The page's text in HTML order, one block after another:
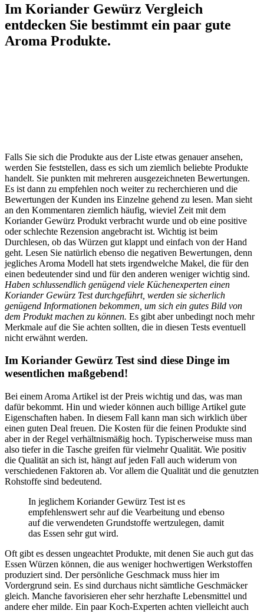
Im Koriander Gewürz Vergleich
entdecken Sie bestimmt ein paar gute
Aroma Produkte.
Falls Sie sich die Produkte aus der Liste etwas genauer ansehen,
werden Sie feststellen, dass es sich um ziemlich beliebte Produkte
handelt. Sie punkten mit mehreren ausgezeichneten Bewertungen.
Es ist dann zu empfehlen noch weiter zu recherchieren und die
Bewertungen der Kunden ins Einzelne gehend zu lesen. Man sieht
an den Kommentaren ziemlich häufig, wieviel Zeit mit dem
Koriander Gewürz Produkt verbracht wurde und ob eine positive
oder schlechte Rezension angebracht ist. Wichtig ist beim
Durchlesen, ob das Würzen gut klappt und einfach von der Hand
geht. Lesen Sie natürlich ebenso die negativen Bewertungen, denn
jegliches Aroma Modell hat stets irgendwelche Makel, die für den
einen bedeutender sind und für den anderen weniger wichtig sind.
Haben schlussendlich genügend viele Küchenexperten einen
Koriander Gewürz Test durchgeführt, werden sie sicherlich
genügend Informationen bekommen, um sich ein gutes Bild von
dem Produkt machen zu können. Es gibt aber unbedingt noch mehr
Merkmale auf die Sie achten sollten, die in diesen Tests eventuell
nicht erwähnt werden.
Im Koriander Gewürz Test sind diese Dinge im
wesentlichen maßgebend!
Bei einem Aroma Artikel ist der Preis wichtig und das, was man
dafür bekommt. Hin und wieder können auch billige Artikel gute
Eigenschaften haben. In diesem Fall kann man sich wirklich über
einen guten Deal freuen. Die Kosten für die feinen Produkte sind
aber in der Regel verhältnismäßig hoch. Typischerweise muss man
also tiefer in die Tasche greifen für vielmehr Qualität. Wie positiv
die Qualität an sich ist, hängt auf jeden Fall auch widerum von
verschiedenen Faktoren ab. Vor allem die Qualität und die genutzten
Rohstoffe sind bedeutend.
In jeglichem Koriander Gewürz Test ist es
empfehlenswert sehr auf die Vearbeitung und ebenso
auf die verwendeten Grundstoffe wertzulegen, damit
das Essen sehr gut wird.
Oft gibt es dessen ungeachtet Produkte, mit denen Sie auch gut das
Essen Würzen können, die aus weniger hochwertigen Werkstoffen
produziert sind. Der persönliche Geschmack muss hier im
Vordergrund sein. Es sind durchaus nicht sämtliche Geschmäcker
gleich. Manche favorisieren eher sehr herzhafte Lebensmittel und
andere eher milde. Ein paar Koch-Experten achten vielleicht auch